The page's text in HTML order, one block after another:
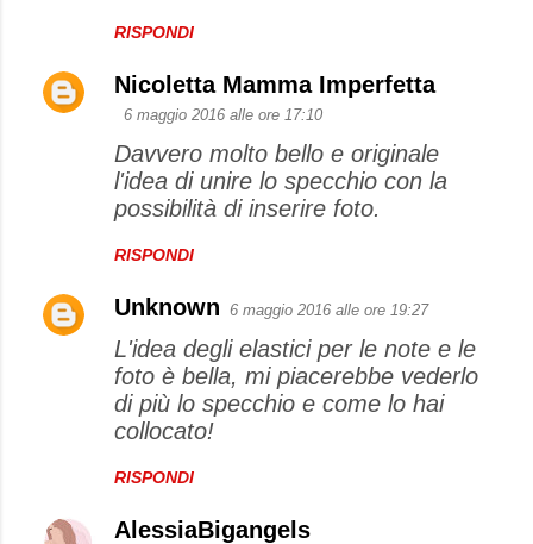
RISPONDI
Nicoletta Mamma Imperfetta
6 maggio 2016 alle ore 17:10
Davvero molto bello e originale
l'idea di unire lo specchio con la
possibilità di inserire foto.
RISPONDI
Unknown 6 maggio 2016 alle ore 19:27
L'idea degli elastici per le note e le
foto è bella, mi piacerebbe vederlo
di più lo specchio e come lo hai
collocato!
RISPONDI
AlessiaBigangels